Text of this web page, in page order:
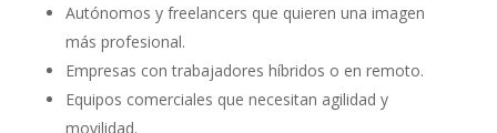
Autónomos y freelancers que quieren una imagen
más profesional.
Empresas con trabajadores híbridos o en remoto.
Equipos comerciales que necesitan agilidad y
movilidad.